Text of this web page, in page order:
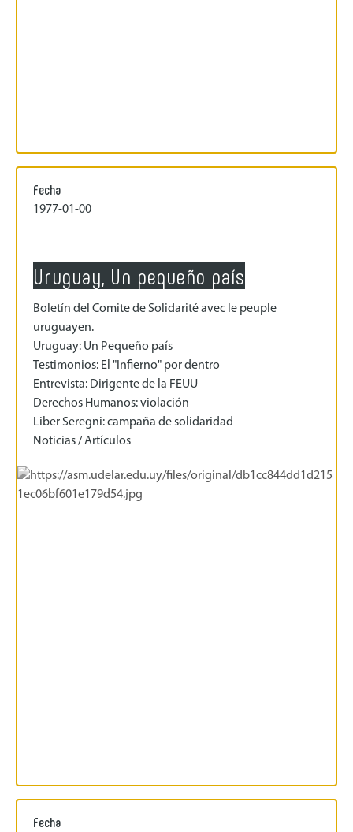
Fecha
1977-01-00
Uruguay, Un pequeño país
Boletín del Comite de Solidarité avec le peuple
uruguayen.
Uruguay: Un Pequeño país
Testimonios: El "Infierno" por dentro
Entrevista: Dirigente de la FEUU
Derechos Humanos: violación
Liber Seregni: campaña de solidaridad
Noticias / Artículos
Fecha